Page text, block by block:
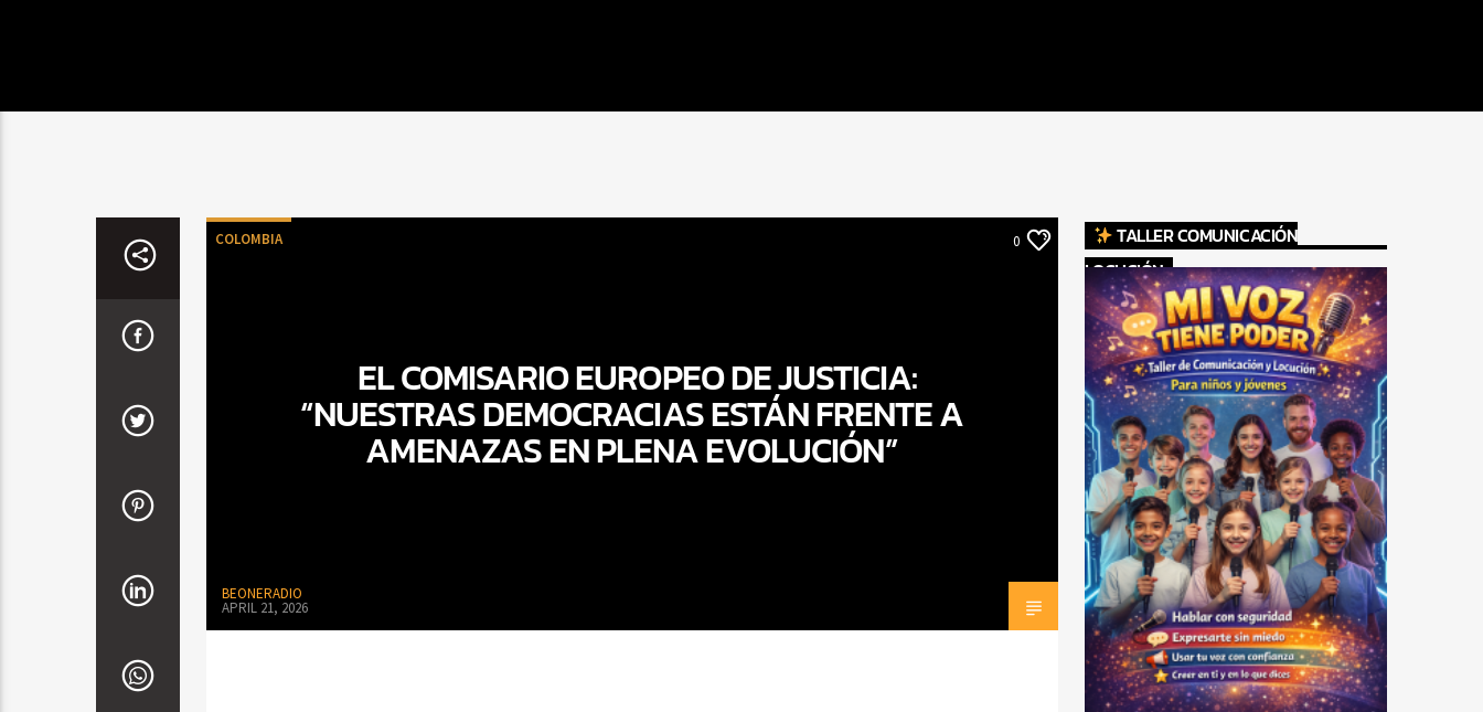
COLOMBIA 0
EL COMISARIO EUROPEO DE JUSTICIA:
“NUESTRAS DEMOCRACIAS ESTÁN FRENTE A
AMENAZAS EN PLENA EVOLUCIÓN”
BEONERADIO
APRIL 21, 2026
TALLER COMUNICACIÓN
LOCUCIÓN